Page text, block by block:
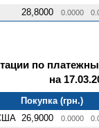
28,8000 0.0000
по
на
Покупка (грн.)
26,9000 0.0000